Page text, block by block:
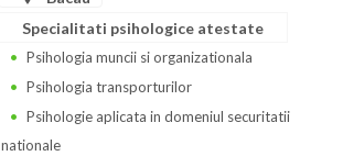
Specialitati psihologice atestate
Psihologia muncii si organizationala
Psihologia transporturilor
Psihologie aplicata in domeniul securitatii
nationale